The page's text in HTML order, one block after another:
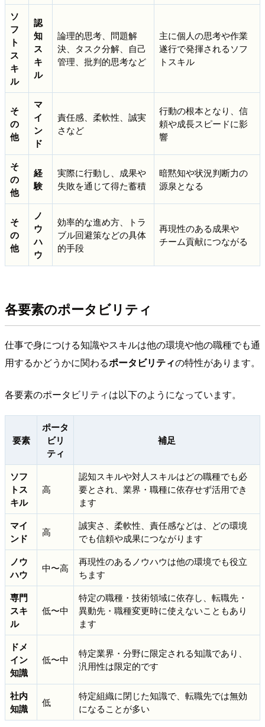
ソ
フ
ト
ス
キ
ル
認
知
ス
キ
ル
論理的思考、問題解
決、タスク分解、自己
管理、批判的思考など
主に個人の思考や作業
遂行で発揮されるソフ
トスキル
そ
の
他
マ
イ
ン
ド
責任感、柔軟性、誠実
さなど
行動の根本となり、信
頼や成長スピードに影
響
そ
の
他
経
験
実際に行動し、成果や
失敗を通じて得た蓄積
暗黙知や状況判断力の
源泉となる
そ
の
他
ノ
ウ
ハ
ウ
効率的な進め方、トラ
ブル回避策などの具体
的手段
再現性のある成果や
チーム貢献につながる
各要素のポータビリティ
仕事で身につける知識やスキルは他の環境や他の職種でも通
用するかどうかに関わるポータビリティの特性があります。
各要素のポータビリティは以下のようになっています。
要素
ポータ
ビリ
ティ
補足
ソフ
トス
キル
高
認知スキルや対人スキルはどの職種でも必
要とされ、業界・職種に依存せず活用でき
ます
マイ
ンド
高
誠実さ、柔軟性、責任感などは、どの環境
でも信頼や成果につながります
ノウ
ハウ
中〜高
再現性のあるノウハウは他の環境でも役立
ちます
専門
スキ
ル
低〜中
特定の職種・技術領域に依存し、転職先・
異動先・職種変更時に使えないこともあり
ます
ドメ
イン
知識
低〜中
特定業界・分野に限定される知識であり、
汎用性は限定的です
社内
知識
低
特定組織に閉じた知識で、転職先では無効
になることが多い